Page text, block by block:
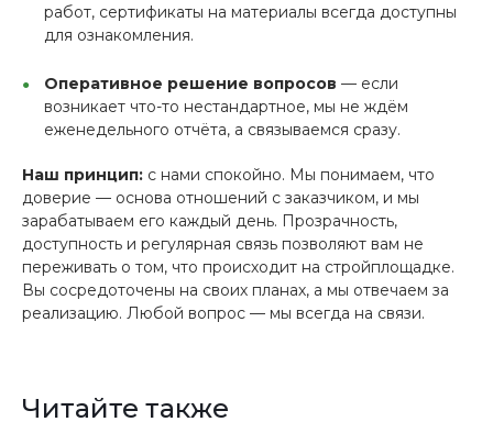
работ, сертификаты на материалы всегда доступны
для ознакомления.
Оперативное решение вопросов — если
возникает что-то нестандартное, мы не ждём
еженедельного отчёта, а связываемся сразу.
Наш принцип: с нами спокойно. Мы понимаем, что
доверие — основа отношений с заказчиком, и мы
зарабатываем его каждый день. Прозрачность,
доступность и регулярная связь позволяют вам не
переживать о том, что происходит на стройплощадке.
Вы сосредоточены на своих планах, а мы отвечаем за
реализацию. Любой вопрос — мы всегда на связи.
Читайте также